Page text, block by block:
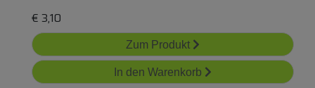
€ 3,10
Zum Produkt
In den Warenkorb